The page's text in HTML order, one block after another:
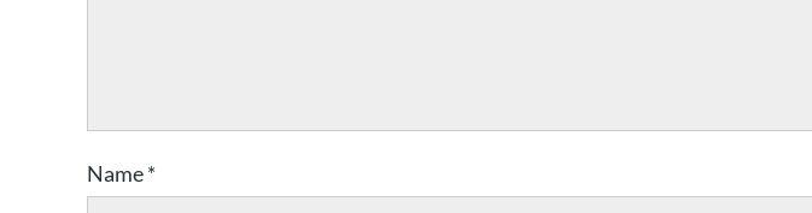
Name*